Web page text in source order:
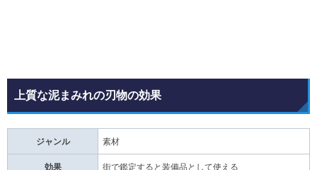
上質な泥まみれの刃物の効果
ジャンル 素材
効果 街で鑑定すると装備品として使える